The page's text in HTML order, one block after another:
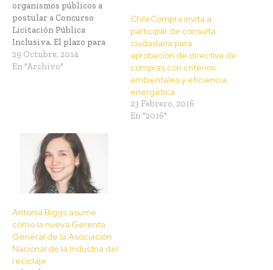
organismos públicos a
postular a Concurso
Licitación Pública
Inclusiva. El plazo para
presentar propuestas
vence el 12 de noviembre.
Inclusiva, que busca
promover que los
organismos públicos
incorporen en sus bases…
29 Octubre, 2014
En "Archivo"
ChileCompra invita a
participar de consulta
ciudadana para
aprobación de directiva de
compras con criterios
ambientales y eficiencia
energética
23 Febrero, 2016
En "2016"
Antonia Biggs asume
como la nueva Gerenta
General de la Asociación
Nacional de la Industria del
reciclaje